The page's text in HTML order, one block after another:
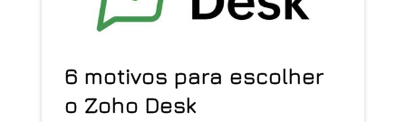
6 motivos para escolher
o Zoho Desk